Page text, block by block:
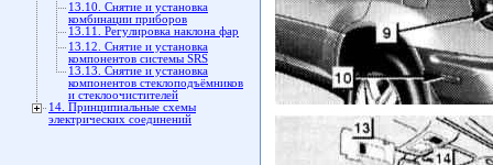
13.10. Снятие и установка
комбинации приборов
13.11. Регулировка наклона фар
13.12. Снятие и установка
компонентов системы SRS
13.13. Снятие и установка
компонентов стеклоподъёмников
и стеклоочистителей
14. Принципиальные схемы
электрических соединений